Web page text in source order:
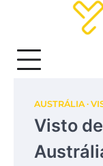
AUSTRÁLIA
Visto